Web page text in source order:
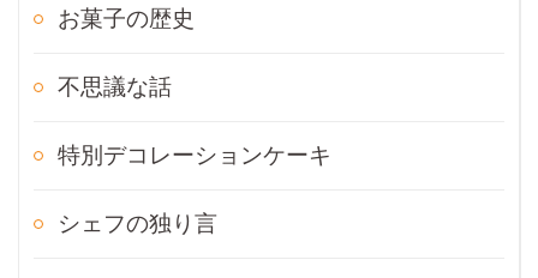
お菓子の歴史
不思議な話
特別デコレーションケーキ
シェフの独り言